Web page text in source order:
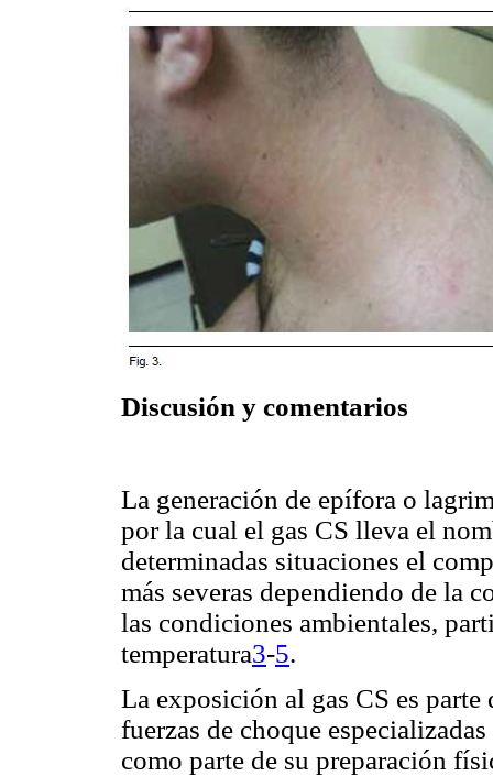
Discusión y comentarios
La generación de epífora o
por la cual el gas CS lleva el
determinadas situaciones el
más severas dependiendo de la
las condiciones ambientales,
temperatura3-5.
La exposición al gas CS es
fuerzas de choque
como parte de su preparación